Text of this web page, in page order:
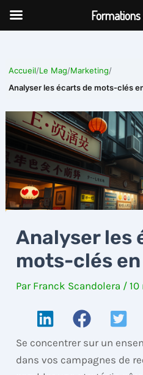
Aller
Accueil/Le Mag/Marketing/
Analyser les écarts de mots-clés
Analyser les
mots-clés en
Par Franck Scandolera /
Se concentrer sur un
dans vos campagnes de